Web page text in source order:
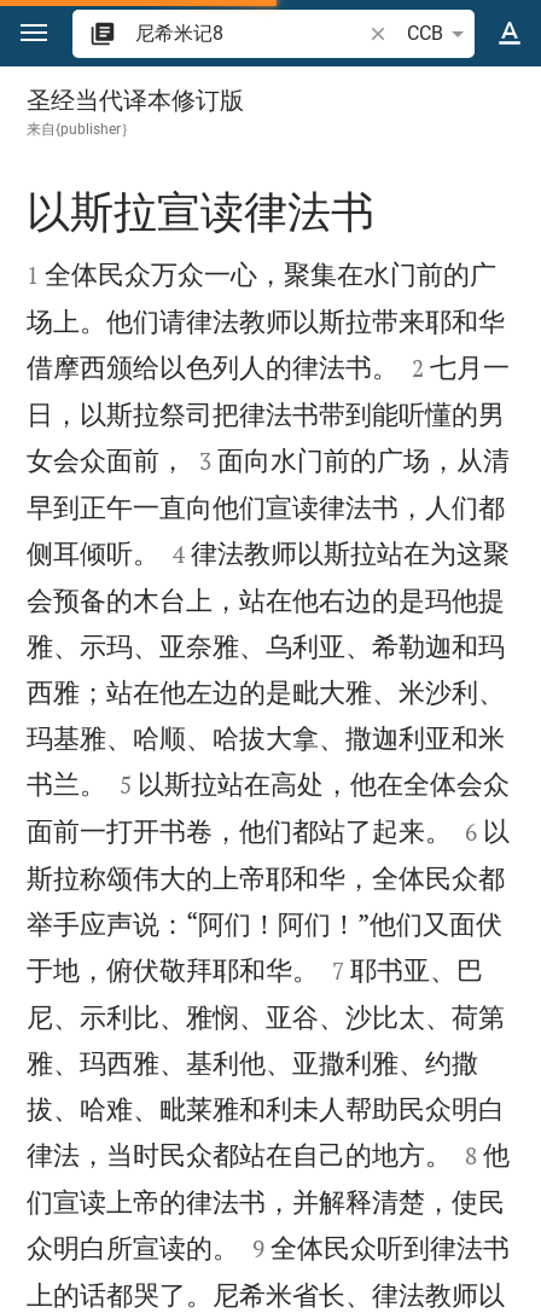
跳转到内容
搜索圣经经文或单词
CCB
尼希米记 8
圣经当代译本修订版
来自{publisher｝

以斯拉宣读律法书

1 全体民众万众一心，聚集在水门前的广
场上。他们请律法教师以斯拉带来耶和华
借摩西颁给以色列人的律法书。


2 七月一
日，以斯拉祭司把律法书带到能听懂的男
女会众面前，


3 面向水门前的广场，从清
早到正午一直向他们宣读律法书，人们都
侧耳倾听。


4 律法教师以斯拉站在为这聚
会预备的木台上，站在他右边的是玛他提
雅、示玛、亚奈雅、乌利亚、希勒迦和玛
西雅；站在他左边的是毗大雅、米沙利、
玛基雅、哈顺、哈拔大拿、撒迦利亚和米
书兰。


5 以斯拉站在高处，他在全体会众
面前一打开书卷，他们都站了起来。


6 以
斯拉称颂伟大的上帝耶和华，全体民众都
举手应声说：“阿们！阿们！”他们又面伏
于地，俯伏敬拜耶和华。


7 耶书亚、巴
尼、示利比、雅悯、亚谷、沙比太、荷第
雅、玛西雅、基利他、亚撒利雅、约撒
拔、哈难、毗莱雅和利未人帮助民众明白
律法，当时民众都站在自己的地方。


8 他
们宣读上帝的律法书，并解释清楚，使民
众明白所宣读的。


9 全体民众听到律法书
上的话都哭了。尼希米省长、律法教师以